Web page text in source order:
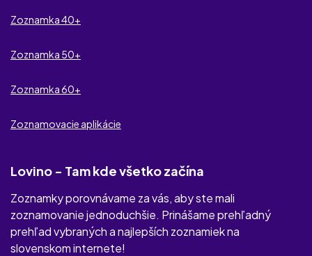
Dateefy
Partner Na Úrovni
ErotickeKontakty.com
Zoznamka 40+
Zoznamka 50+
Zoznamka 60+
Zoznamovacie aplikácie
Lovino - Tam kde všetko začína
Zoznamky porovnávame za vás, aby ste mali
zoznamovanie jednoduchšie. Prinášame prehľadný
prehľad vybraných a najlepších zoznamiek na
slovenskom internete!